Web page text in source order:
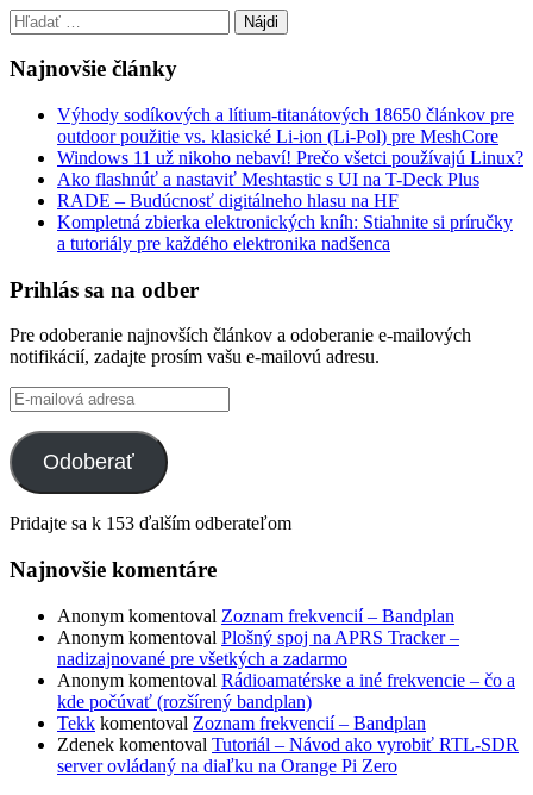
Hľadať:
Najnovšie články
Výhody sodíkových a lítium-titanátových 18650 článkov pre
outdoor použitie vs. klasické Li-ion (Li-Pol) pre MeshCore
Windows 11 už nikoho nebaví! Prečo všetci používajú Linux?
Ako flashnúť a nastaviť Meshtastic s UI na T-Deck Plus
RADE – Budúcnosť digitálneho hlasu na HF
Kompletná zbierka elektronických kníh: Stiahnite si príručky
a tutoriály pre každého elektronika nadšenca
Prihlás sa na odber
Pre odoberanie najnovších článkov a odoberanie e-mailových
notifikácií, zadajte prosím vašu e-mailovú adresu.
E-
mailová
adresa
Odoberať
Pridajte sa k 153 ďalším odberateľom
Najnovšie komentáre
Anonym komentoval Zoznam frekvencií – Bandplan
Anonym komentoval Plošný spoj na APRS Tracker –
nadizajnované pre všetkých a zadarmo
Anonym komentoval Rádioamatérske a iné frekvencie – čo a
kde počúvať (rozšírený bandplan)
Tekk komentoval Zoznam frekvencií – Bandplan
Zdenek komentoval Tutoriál – Návod ako vyrobiť RTL-SDR
server ovládaný na diaľku na Orange Pi Zero